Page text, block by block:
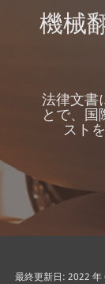
機械
法律文書
とで、国
スト
最終更新日: 2022